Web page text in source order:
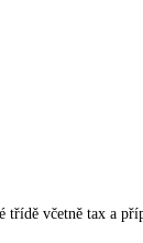
třídě včetně tax a